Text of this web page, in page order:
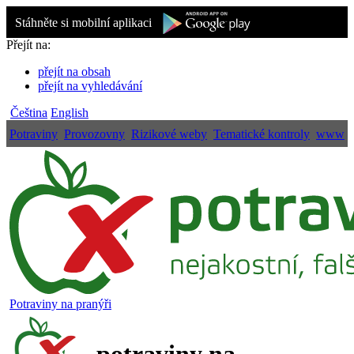
Stáhněte si mobilní aplikaci
Přejít na:
přejít na obsah
přejít na vyhledávání
Čeština English
Potraviny Provozovny Rizikové weby Tematické kontroly www
Potraviny na pranýři